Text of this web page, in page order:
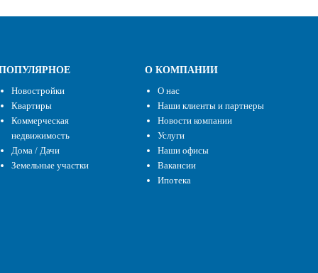
Новостройки
Квартиры
Коммерческая
недвижимость
Дома / Дачи
Земельные участки
О КОМПАНИИ
О нас
Наши клиенты и партнеры
Новости компании
Услуги
Наши офисы
Вакансии
Ипотека